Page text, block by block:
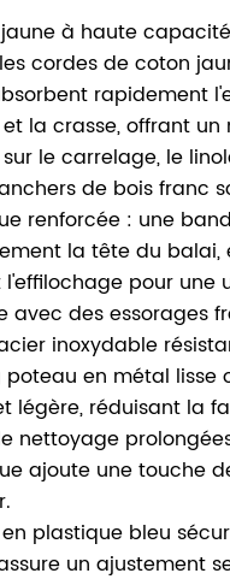
jaune à haute capacité
cordes de coton
rapidement
la crasse, offrant
le carrelage, le
de bois franc
renforcée : une
la tête du balai,
pour une
avec des essorages
inoxydable
poteau en métal lisse
légère, réduisant la
nettoyage
ajoute une touche
plastique bleu
un ajustement